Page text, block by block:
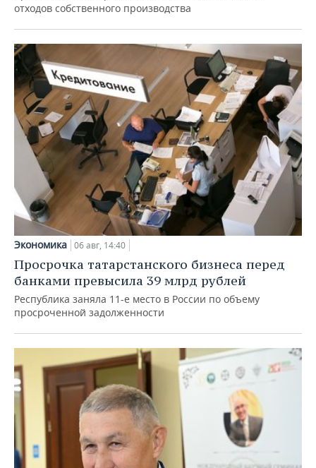
отходов собственного производства
Экономика 06 авг, 14:40
Просрочка татарстанского бизнеса перед
банками превысила 39 млрд рублей
Республика заняла 11-е место в России по объему
просроченной задолженности